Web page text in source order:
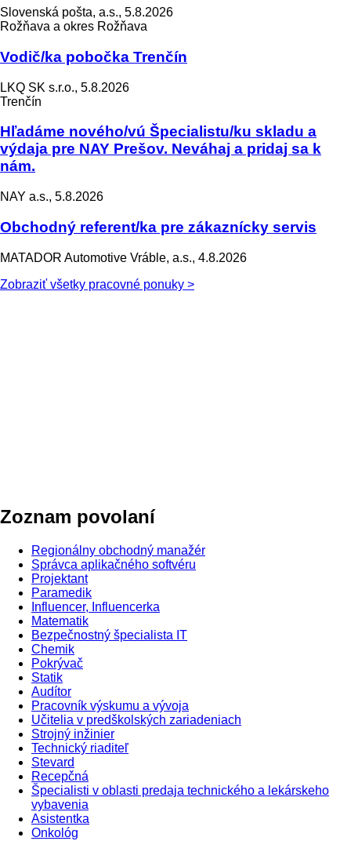
Slovenská pošta, a.s., 5.8.2026
Rožňava a okres Rožňava
Vodič/ka pobočka Trenčín
LKQ SK s.r.o., 5.8.2026
Trenčín
Hľadáme nového/vú Špecialistu/ku skladu a
výdaja pre NAY Prešov. Neváhaj a pridaj sa k
nám.
NAY a.s., 5.8.2026
Obchodný referent/ka pre zákaznícky servis
MATADOR Automotive Vráble, a.s., 4.8.2026
Zobraziť všetky pracovné ponuky >
Zoznam povolaní
Regionálny obchodný manažér
Správca aplikačného softvéru
Projektant
Paramedik
Influencer, Influencerka
Matematik
Bezpečnostný špecialista IT
Chemik
Pokrývač
Statik
Audítor
Pracovník výskumu a vývoja
Učitelia v predškolských zariadeniach
Strojný inžinier
Technický riaditeľ
Stevard
Recepčná
Špecialisti v oblasti predaja technického a lekárskeho
vybavenia
Asistentka
Onkológ